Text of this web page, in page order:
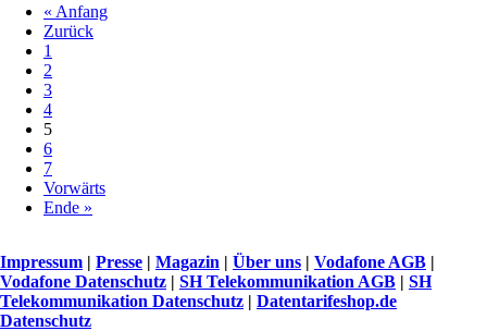
« Anfang
Zurück
1
2
3
4
5
6
7
Vorwärts
Ende »
Impressum | Presse | Magazin | Über uns | Vodafone AGB |
Vodafone Datenschutz | SH Telekommunikation AGB | SH
Telekommunikation Datenschutz | Datentarifeshop.de
Datenschutz